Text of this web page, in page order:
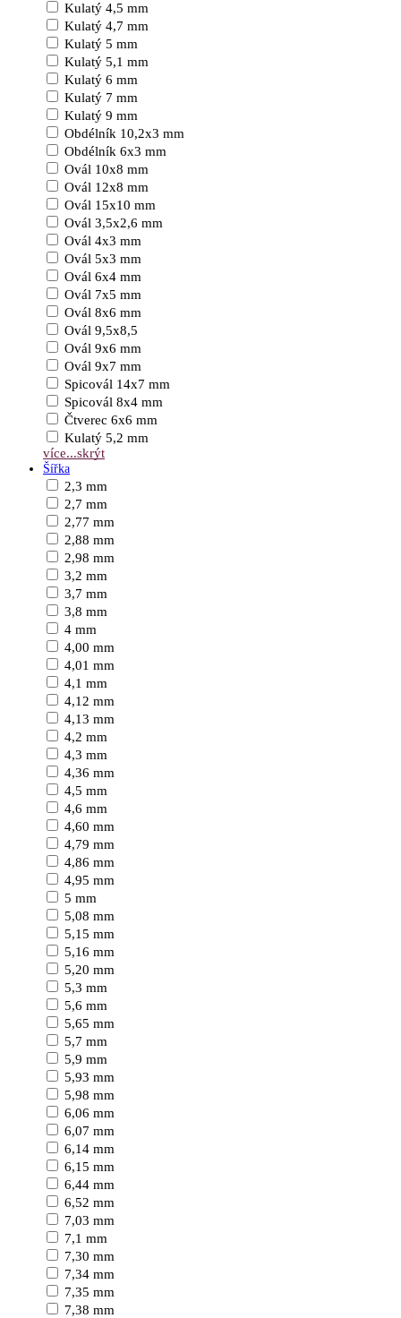
Kulatý 4,5 mm
Kulatý 4,7 mm
Kulatý 5 mm
Kulatý 5,1 mm
Kulatý 6 mm
Kulatý 7 mm
Kulatý 9 mm
Obdélník 10,2x3 mm
Obdélník 6x3 mm
Ovál 10x8 mm
Ovál 12x8 mm
Ovál 15x10 mm
Ovál 3,5x2,6 mm
Ovál 4x3 mm
Ovál 5x3 mm
Ovál 6x4 mm
Ovál 7x5 mm
Ovál 8x6 mm
Ovál 9,5x8,5
Ovál 9x6 mm
Ovál 9x7 mm
Spicovál 14x7 mm
Spicovál 8x4 mm
Čtverec 6x6 mm
Kulatý 5,2 mm
více...skrýt
Šířka
2,3 mm
2,7 mm
2,77 mm
2,88 mm
2,98 mm
3,2 mm
3,7 mm
3,8 mm
4 mm
4,00 mm
4,01 mm
4,1 mm
4,12 mm
4,13 mm
4,2 mm
4,3 mm
4,36 mm
4,5 mm
4,6 mm
4,60 mm
4,79 mm
4,86 mm
4,95 mm
5 mm
5,08 mm
5,15 mm
5,16 mm
5,20 mm
5,3 mm
5,6 mm
5,65 mm
5,7 mm
5,9 mm
5,93 mm
5,98 mm
6,06 mm
6,07 mm
6,14 mm
6,15 mm
6,44 mm
6,52 mm
7,03 mm
7,1 mm
7,30 mm
7,34 mm
7,35 mm
7,38 mm